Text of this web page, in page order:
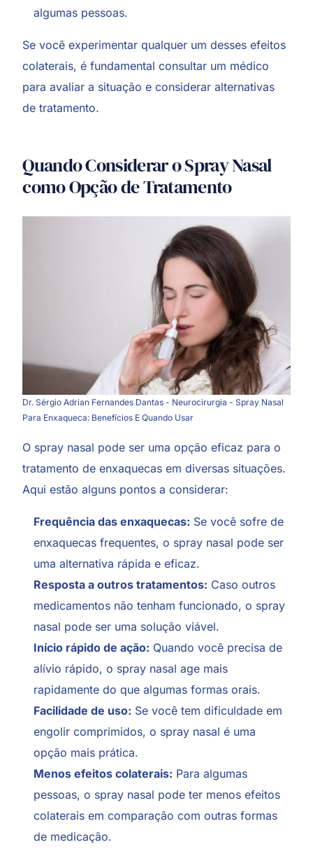
algumas pessoas.
Se você experimentar qualquer um desses efeitos
colaterais, é fundamental consultar um médico
para avaliar a situação e considerar alternativas
de tratamento.
Quando Considerar o Spray Nasal
como Opção de Tratamento
Dr. Sérgio Adrian Fernandes Dantas - Neurocirurgia - Spray Nasal
Para Enxaqueca: Benefícios E Quando Usar
O spray nasal pode ser uma opção eficaz para o
tratamento de enxaquecas em diversas situações.
Aqui estão alguns pontos a considerar:
Frequência das enxaquecas: Se você sofre de
enxaquecas frequentes, o spray nasal pode ser
uma alternativa rápida e eficaz.
Resposta a outros tratamentos: Caso outros
medicamentos não tenham funcionado, o spray
nasal pode ser uma solução viável.
Início rápido de ação: Quando você precisa de
alívio rápido, o spray nasal age mais
rapidamente do que algumas formas orais.
Facilidade de uso: Se você tem dificuldade em
engolir comprimidos, o spray nasal é uma
opção mais prática.
Menos efeitos colaterais: Para algumas
pessoas, o spray nasal pode ter menos efeitos
colaterais em comparação com outras formas
de medicação.